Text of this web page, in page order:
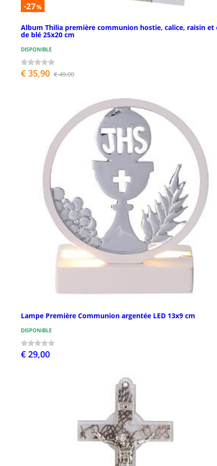
-27%
Album Thilia première communion hostie, calice, raisin et
de blé 25x20 cm
DISPONIBLE
€ 35,90 € 49,00
Lampe Première Communion argentée LED 13x9 cm
DISPONIBLE
€ 29,00